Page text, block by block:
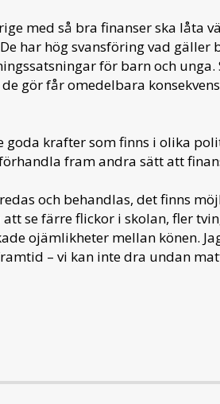
med så bra finanser ska låta
har hög svansföring vad
för barn och
gör får omedelbara
goda krafter som finns i olika
fram andra sätt att
och behandlas, det finns
se färre flickor i skolan, fler
ojämlikheter mellan könen.
– vi kan inte dra undan